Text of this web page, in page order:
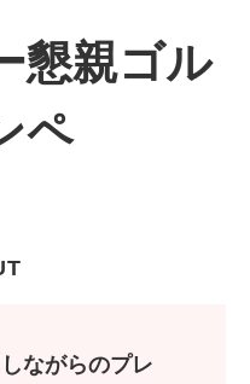
懇親ゴル
ペ
ながらのプレ